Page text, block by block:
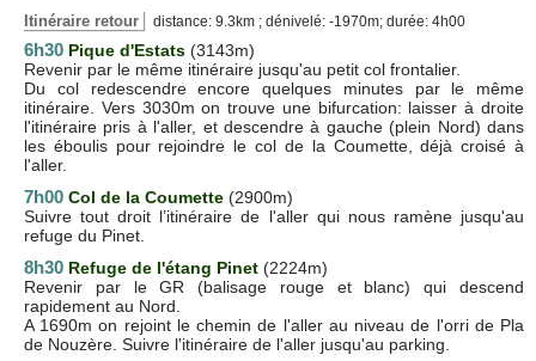
Itinéraire retour distance: 9.3km ; dénivelé: -1970m; durée: 4h00
6h30 Pique d'Estats (3143m)
Revenir par le même itinéraire jusqu'au petit col frontalier.
Du col redescendre encore quelques minutes par le même
itinéraire. Vers 3030m on trouve une bifurcation: laisser à droite
l'itinéraire pris à l'aller, et descendre à gauche (plein Nord) dans
les éboulis pour rejoindre le col de la Coumette, déjà croisé à
l'aller.
7h00 Col de la Coumette (2900m)
Suivre tout droit l’itinéraire de l'aller qui nous ramène jusqu'au
refuge du Pinet.
8h30 Refuge de l'étang Pinet (2224m)
Revenir par le GR (balisage rouge et blanc) qui descend
rapidement au Nord.
A 1690m on rejoint le chemin de l'aller au niveau de l'orri de Pla
de Nouzère. Suivre l'itinéraire de l'aller jusqu'au parking.